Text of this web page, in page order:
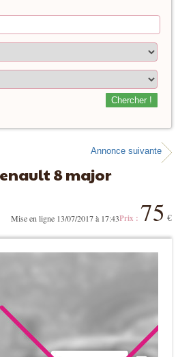
Chercher !
Annonce suivante
8 major
Prix : 75 €
Mise en ligne 13/07/2017 à 17:43